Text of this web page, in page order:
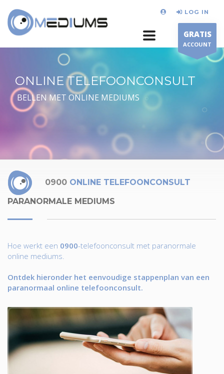
LOG IN
GRATIS
ACCOUNT
ONLINE TELEFOONCONSULT
BELLEN MET ONLINE MEDIUMS
0900 ONLINE TELEFOONCONSULT
PARANORMALE MEDIUMS
Hoe werkt een 0900-telefoonconsult met paranormale
online mediums.
Ontdek hieronder het eenvoudige stappenplan van een
paranormaal online telefoonconsult.